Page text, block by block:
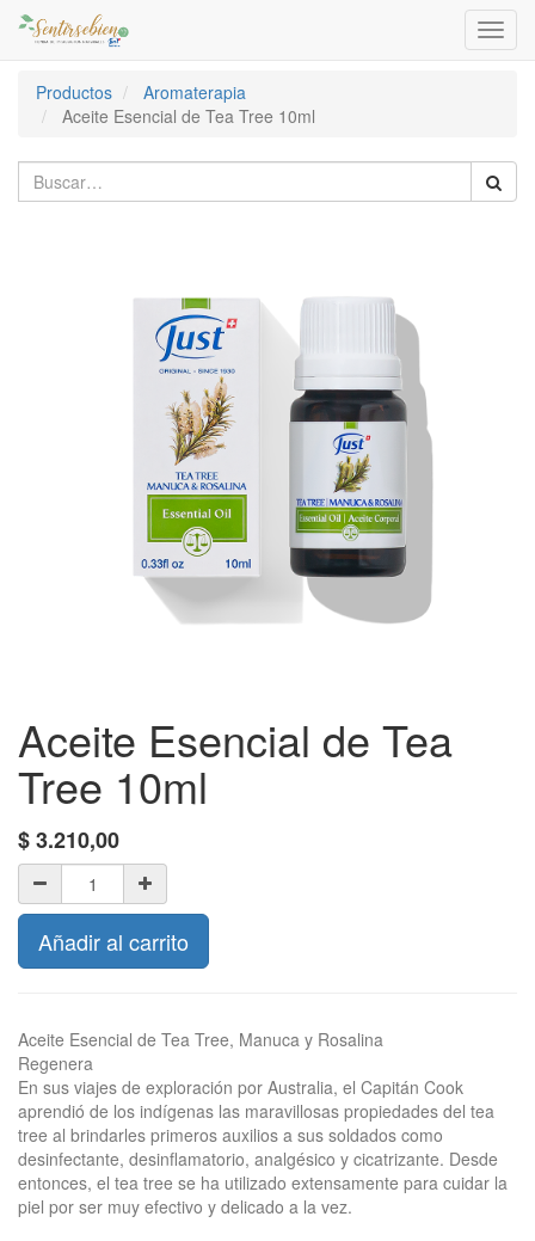
Productos
Aromaterapia
Aceite Esencial de Tea Tree 10ml
Aceite Esencial de Tea
Tree 10ml
$3.210,00
Añadir al carrito
Aceite Esencial de Tea Tree, Manuca y Rosalina
Regenera
En sus viajes de exploración por Australia, el Capitán Cook
aprendió de los indígenas las maravillosas propiedades del tea
tree al brindarles primeros auxilios a sus soldados como
desinfectante, desinflamatorio, analgésico y cicatrizante. Desde
entonces, el tea tree se ha utilizado extensamente para cuidar la
piel por ser muy efectivo y delicado a la vez.